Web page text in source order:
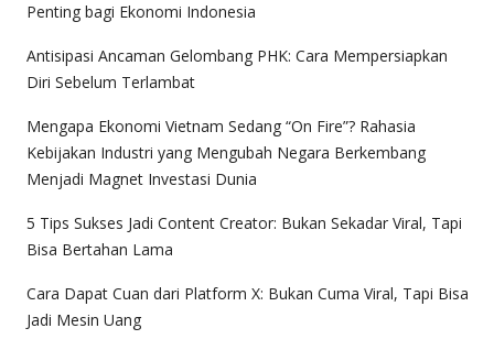
Penting bagi Ekonomi Indonesia
Antisipasi Ancaman Gelombang PHK: Cara Mempersiapkan
Diri Sebelum Terlambat
Mengapa Ekonomi Vietnam Sedang “On Fire”? Rahasia
Kebijakan Industri yang Mengubah Negara Berkembang
Menjadi Magnet Investasi Dunia
5 Tips Sukses Jadi Content Creator: Bukan Sekadar Viral, Tapi
Bisa Bertahan Lama
Cara Dapat Cuan dari Platform X: Bukan Cuma Viral, Tapi Bisa
Jadi Mesin Uang